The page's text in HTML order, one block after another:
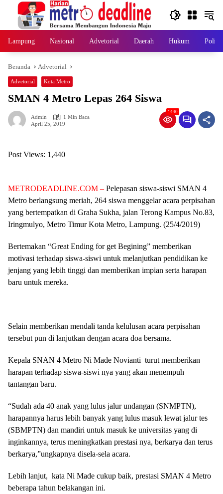
Langsung
konten
Lampung Nasional Advetorial Daerah Hukum Politik
Beranda Advetorial
Advetorial Kota Metro
SMAN 4 Metro Lepas 264 Siswa
Admin
1 Min Baca
April 25, 2019
1440
Post Views: 1,440
METRODEADLINE.COM – Pelepasan siswa-siswi SMAN 4
Metro berlangsung meriah, 264 siswa menggelar acara perpisahan
yang bertempatkan di Graha Sukha, jalan Terong Kampus No.83,
Iringmulyo, Metro Timur Kota Metro, Lampung. (25/4/2019)
Bertemakan “Great Ending for get Begining” memberikan
motivasi terhadap siswa-siswi untuk melanjutkan pendidikan ke
jenjang yang lebih tinggi dan memberikan impian serta harapan
baru untuk mereka.
Selain memberikan mendali tanda kelulusan acara perpisahan
tersebut pun di lanjutkan dengan acara doa bersama.
Kepala SNAN 4 Metro Ni Made Novianti turut memberikan
harapan terhadap siswa-siswi nya yang akan menempuh
tantangan baru.
“Sudah ada 40 anak yang lulus jalur undangan (SNMPTN),
harapannya harus lebih banyak yang lulus masuk lewat jalur tes
(SBMPTN) dan mandiri untuk masuk ke universitas yang di
inginkannya, terus meningkatkan prestasi nya, berkarya dan terus
berkarya,”ungkapnya disela-sela acara.
Lebih lanjut, kata Ni Made cukup baik, prestasi SMAN 4 Metro
beberapa tahun belakangan ini.